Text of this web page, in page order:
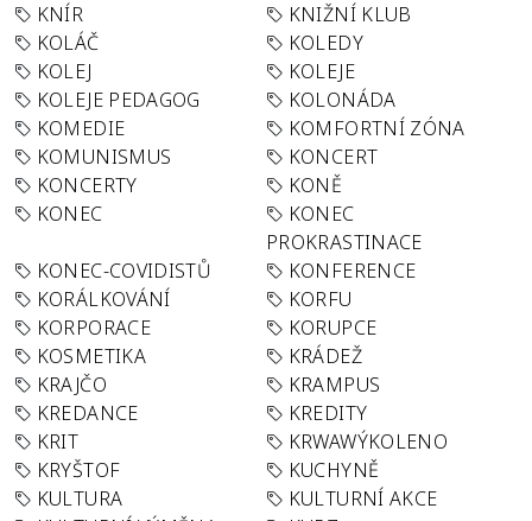
KNÍR
KNIŽNÍ KLUB
KOLÁČ
KOLEDY
KOLEJ
KOLEJE
KOLEJE PEDAGOG
KOLONÁDA
KOMEDIE
KOMFORTNÍ ZÓNA
KOMUNISMUS
KONCERT
KONCERTY
KONĚ
KONEC
KONEC
PROKRASTINACE
KONEC-COVIDISTŮ
KONFERENCE
KORÁLKOVÁNÍ
KORFU
KORPORACE
KORUPCE
KOSMETIKA
KRÁDEŽ
KRAJČO
KRAMPUS
KREDANCE
KREDITY
KRIT
KRWAWÝKOLENO
KRYŠTOF
KUCHYNĚ
KULTURA
KULTURNÍ AKCE